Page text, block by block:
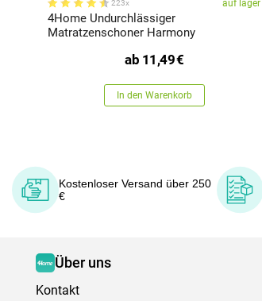
223x auf lager
4Home Undurchlässiger
Matratzenschoner Harmony
ab 11,49€
In den Warenkorb
Kostenloser Versand über 250
€
Über uns
Kontakt